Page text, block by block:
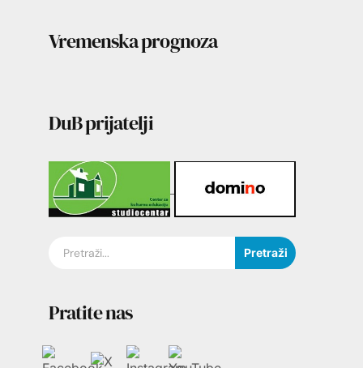
Vremenska prognoza
DuB prijatelji
Pretraži
Pratite nas